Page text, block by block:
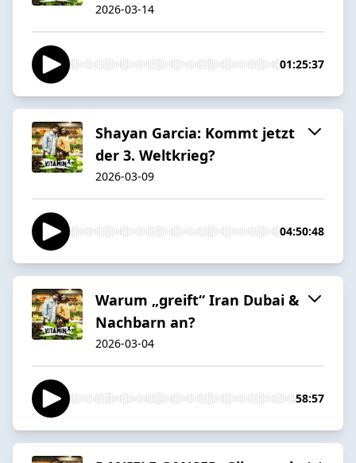
2026-03-14
01:25:37
Shayan Garcia: Kommt jetzt
der 3. Weltkrieg?
2026-03-09
04:50:48
Warum „greift“ Iran Dubai &
Nachbarn an?
2026-03-04
58:57